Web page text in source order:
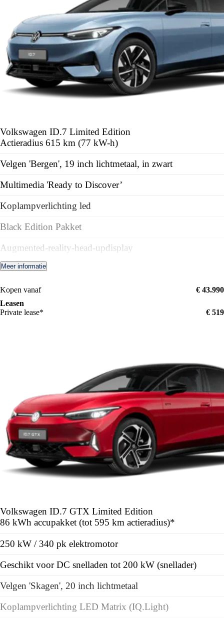
Volkswagen ID.7 Limited Edition
Actieradius 615 km (77 kW-h)
Velgen 'Bergen', 19 inch lichtmetaal, in zwart
Multimedia 'Ready to Discover’
Koplampverlichting led
Black Edition Pakket
Augmented-reality-head-updisplay
Automatische afstandsregeling (ACC)
Meer informatie
Kopen vanaf
€ 43.990
Leasen
Private lease*
€ 519
Volkswagen ID.7 GTX Limited Edition
86 kWh accupakket (tot 595 km actieradius)*
250 kW / 340 pk elektromotor
Geschikt voor DC snelladen tot 200 kW (snellader)
Velgen 'Skagen', 20 inch lichtmetaal
Koplampverlichting LED Matrix (IQ.Light)